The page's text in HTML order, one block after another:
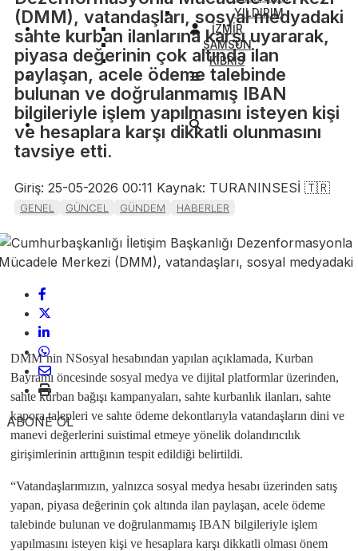
YILDIRIM
İZMİR
SAMSUN
KIBRIS
(DMM), vatandaşları, sosyal medyadaki
sahte kurban ilanlarına karşı uyararak,
piyasa değerinin çok altında ilan
paylaşan, acele ödeme talebinde
bulunan ve doğrulanmamış IBAN
bilgileriyle işlem yapılmasını isteyen kişi
ve hesaplara karşı dikkatli olunmasını
tavsiye etti.
Giriş: 25-05-2026 00:11 Kaynak: TURANINSESİ 🇹🇷
GENEL GÜNCEL GÜNDEM HABERLER
ABONE OL
DMM’nin NSosyal hesabından yapılan açıklamada, Kurban
Bayramı öncesinde sosyal medya ve dijital platformlar üzerinden,
sahte kurban bağışı kampanyaları, sahte kurbanlık ilanları, sahte
kapora talepleri ve sahte ödeme dekontlarıyla vatandaşların dini ve
manevi değerlerini suistimal etmeye yönelik dolandırıcılık
girişimlerinin arttığının tespit edildiği belirtildi.
“Vatandaşlarımızın, yalnızca sosyal medya hesabı üzerinden satış
yapan, piyasa değerinin çok altında ilan paylaşan, acele ödeme
talebinde bulunan ve doğrulanmamış IBAN bilgileriyle işlem
yapılmasını isteyen kişi ve hesaplara karşı dikkatli olması önem